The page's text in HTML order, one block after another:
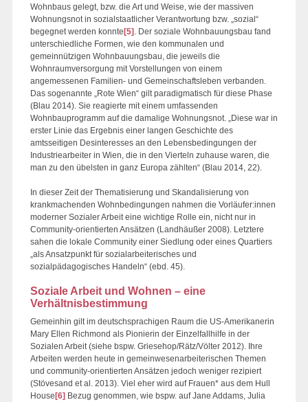
Wohnbaus gelegt, bzw. die Art und Weise, wie der massiven
Wohnungsnot in sozialstaatlicher Verantwortung bzw. „sozial“
begegnet werden konnte [5] . Der soziale Wohnbauungsbau fand
unterschiedliche Formen, wie den kommunalen und
gemeinnützigen Wohnbauungsbau, die jeweils die
Wohnraumversorgung mit Vorstellungen von einem
angemessenen Familien- und Gemeinschaftsleben verbanden.
Das sogenannte „Rote Wien“ gilt paradigmatisch für diese Phase
(Blau 2014). Sie reagierte mit einem umfassenden
Wohnbauprogramm auf die damalige Wohnungsnot. „Diese war in
erster Linie das Ergebnis einer langen Geschichte des
amtsseitigen Desinteresses an den Lebensbedingungen der
Industriearbeiter in Wien, die in den Vierteln zuhause waren, die
man zu den übelsten in ganz Europa zählten“ (Blau 2014, 22).
In dieser Zeit der Thematisierung und Skandalisierung von
krankmachenden Wohnbedingungen nahmen die Vorläufer:innen
moderner Sozialer Arbeit eine wichtige Rolle ein, nicht nur in
Community-orientierten Ansätzen (Landhäußer 2008). Letztere
sahen die lokale Community einer Siedlung oder eines Quartiers
„als Ansatzpunkt für sozialarbeiterisches und
sozialpädagogisches Handeln“ (ebd. 45).
Soziale Arbeit und Wohnen – eine
Verhältnisbestimmung
Gemeinhin gilt im deutschsprachigen Raum die US-Amerikanerin
Mary Ellen Richmond als Pionierin der Einzelfallhilfe in der
Sozialen Arbeit (siehe bspw. Griesehop/Rätz/Völter 2012). Ihre
Arbeiten werden heute in gemeinwesenarbeiterischen Themen
und community-orientierten Ansätzen jedoch weniger rezipiert
(Stövesand et al. 2013). Viel eher wird auf Frauen* aus dem Hull
House [6] Bezug genommen, wie bspw. auf Jane Addams, Julia